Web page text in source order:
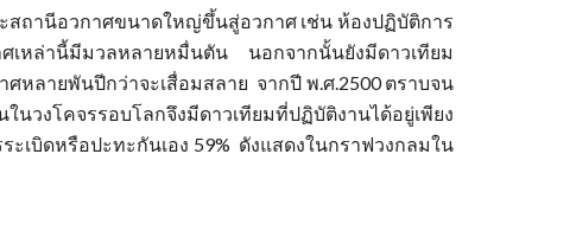
สถานีอวกาศขนาดใหญ่ขึ้นสู่อวกาศ เช่น ห้องปฏิบัติการ
เหล่านี้มีมวลหลายหมื่นตัน นอกจากนั้นยังมีดาวเทียม
หลายพันปีกว่าจะเสื่อมสลาย จากปี พ.ศ.2500 ตราบจน
วงโคจรรอบโลกจึงมีดาวเทียมที่ปฏิบัติงานได้อยู่เพียง
ะเบิดหรือปะทะกันเอง 59% ดังแสดงในกราฟวงกลมใน